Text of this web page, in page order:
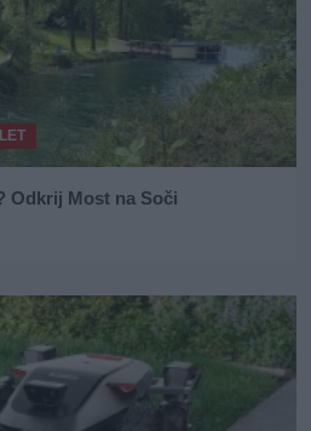
Odkrij Most na Soči